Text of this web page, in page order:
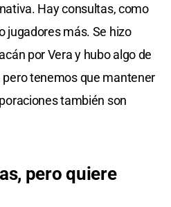
Hay consultas, como
jugadores más. Se hizo
por Vera y hubo algo de
pero tenemos que mantener
también son
pero quiere